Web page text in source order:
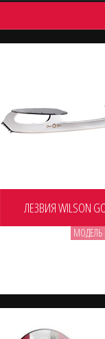
ЛЕЗВИЯ WILSON
МОДЕЛЬ